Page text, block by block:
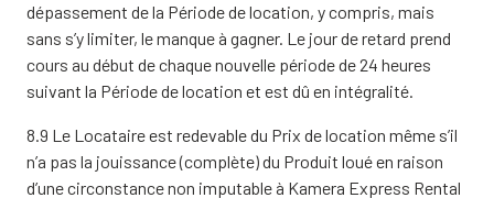
dépassement de la Période de location, y compris, mais
sans s’y limiter, le manque à gagner. Le jour de retard prend
cours au début de chaque nouvelle période de 24 heures
suivant la Période de location et est dû en intégralité.
8.9 Le Locataire est redevable du Prix de location même s’il
n’a pas la jouissance (complète) du Produit loué en raison
d’une circonstance non imputable à Kamera Express Rental